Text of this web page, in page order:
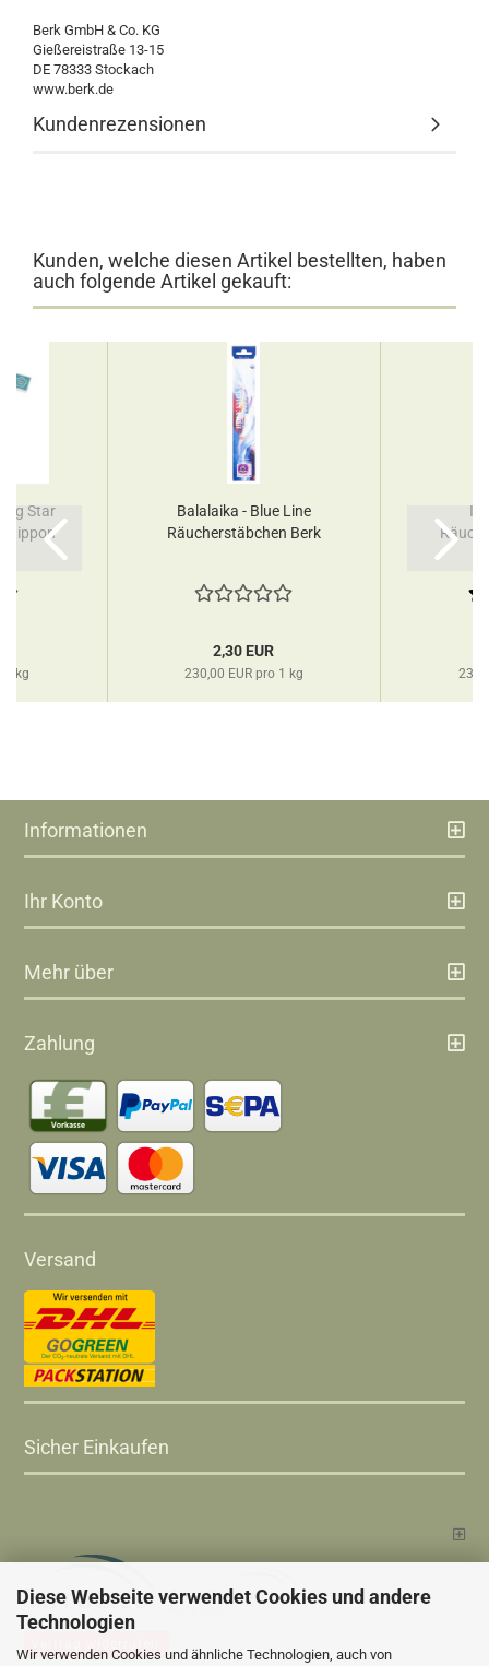
Diese Webseite verwendet Cookies und andere
Technologien
Wir verwenden Cookies und ähnliche Technologien, auch von
Berk GmbH & Co. KG
Gießereistraße 13-15
DE 78333 Stockach
www.berk.de
Kundenrezensionen
Kunden, welche diesen Artikel bestellten, haben
auch folgende Artikel gekauft:
Star
Nippon
1 kg
Balalaika - Blue Line
Räucherstäbchen Berk
2,30 EUR
230,00 EUR pro 1 kg
Informationen
Ihr Konto
Mehr über
Zahlung
Versand
Sicher Einkaufen